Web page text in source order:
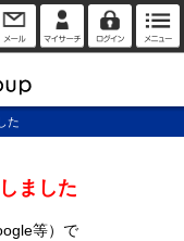
た
ました
等）で